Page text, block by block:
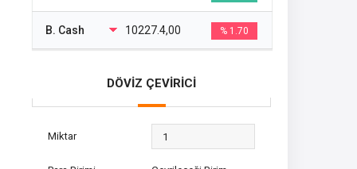
B. Cash 10227.4,00 % 1.70
DÖVİZ ÇEVİRİCİ
Miktar